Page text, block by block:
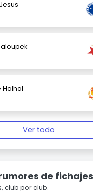
Halhal
Ver todo
de fichajes
club por club.